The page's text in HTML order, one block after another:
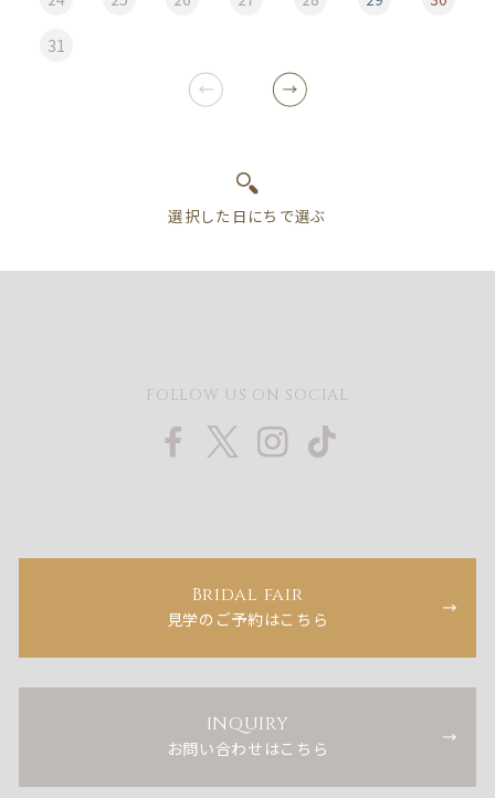
31
FOLLOW US ON SOCIAL
Bridal fair
見学のご予約はこちら
INQUIRY
お問い合わせはこちら